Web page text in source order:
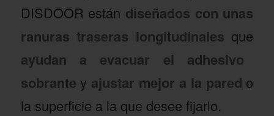
DISDOOR están diseñados con unas
ranuras traseras longitudinales que
ayudan a evacuar el adhesivo
sobrante y ajustar mejor a la pared o
la superficie a la que desee fijarlo.